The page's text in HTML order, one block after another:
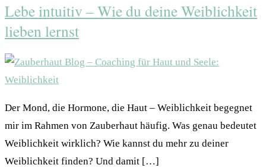
Lebe intuitiv – Wie du deine Weiblichkeit
lieben lernst
Der Mond, die Hormone, die Haut – Weiblichkeit begegnet
mir im Rahmen von Zauberhaut häufig. Was genau bedeutet
Weiblichkeit wirklich? Wie kannst du mehr zu deiner
Weiblichkeit finden? Und damit […]